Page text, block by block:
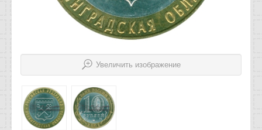
Увеличить изображение